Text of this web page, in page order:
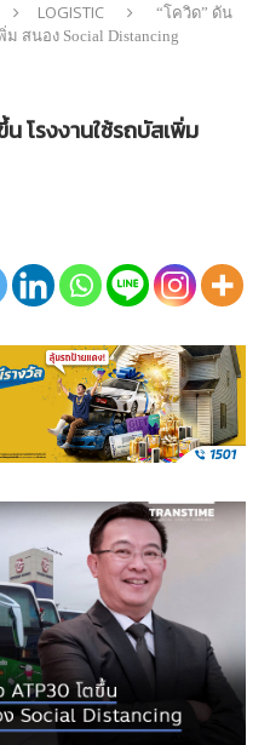
LOGISTIC
“โควิด” ดัน
สนอง Social Distancing
โรงงานใช้รถบัสเพิ่ม